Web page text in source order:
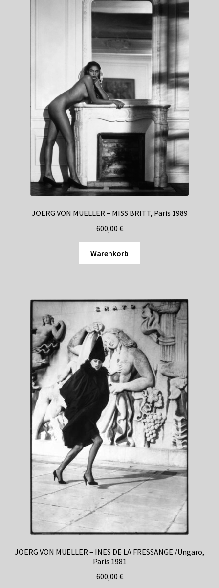
JOERG VON MUELLER – MISS BRITT, Paris 1989
600,00 €
Warenkorb
JOERG VON MUELLER – INES DE LA FRESSANGE /Ungaro,
Paris 1981
600,00 €